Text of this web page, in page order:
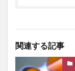
関連する記事